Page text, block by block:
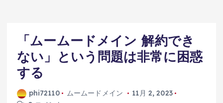
「ムームードメイン 解約でき
ない」という問題は非常に困惑
する
phi72110 ムームードメイン
11月 2, 2023